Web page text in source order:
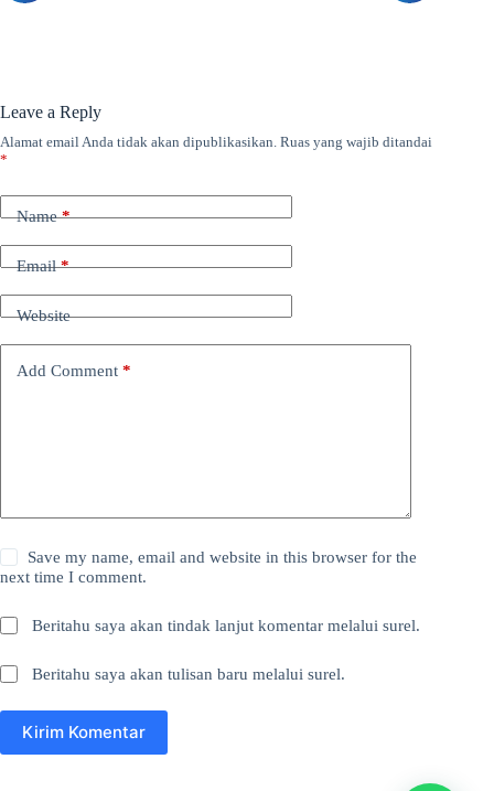
Leave a Reply
Alamat email Anda tidak akan dipublikasikan. Ruas yang wajib ditandai
*
Name*
Email*
Website
Add Comment *
Save my name, email and website in this browser for the
next time I comment.
Beritahu saya akan tindak lanjut komentar melalui surel.
Beritahu saya akan tulisan baru melalui surel.
Kirim Komentar